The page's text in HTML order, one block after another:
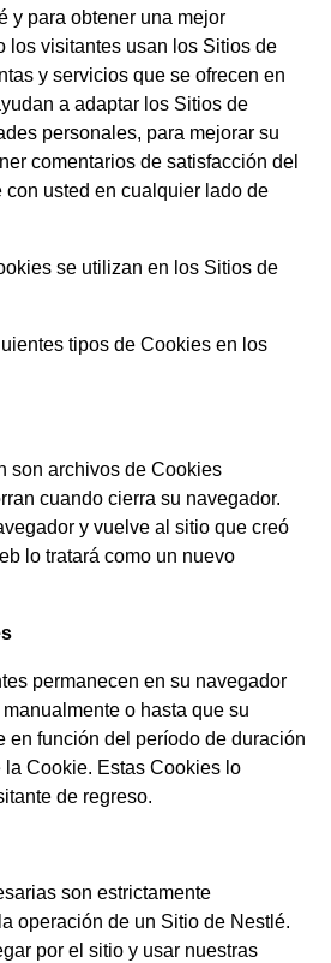
y para obtener una mejor
los visitantes usan los Sitios de
y servicios que se ofrecen en
a adaptar los Sitios de
personales, para mejorar su
comentarios de satisfacción del
usted en cualquier lado de
se utilizan en los Sitios de
tipos de Cookies en los
son archivos de Cookies
cuando cierra su navegador.
y vuelve al sitio que creó
lo tratará como un nuevo
permanecen en su navegador
o hasta que su
en función del período de duración
Cookie. Estas Cookies lo
de regreso.
son estrictamente
operación de un Sitio de Nestlé.
por el sitio y usar nuestras